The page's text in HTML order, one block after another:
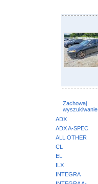
Zachowaj
wyszukiwanie
ADX
ADX A-SPEC
ALL OTHER
CL
EL
ILX
INTEGRA